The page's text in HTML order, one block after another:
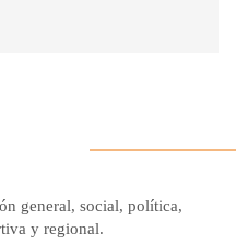
general, social, política,
y regional.